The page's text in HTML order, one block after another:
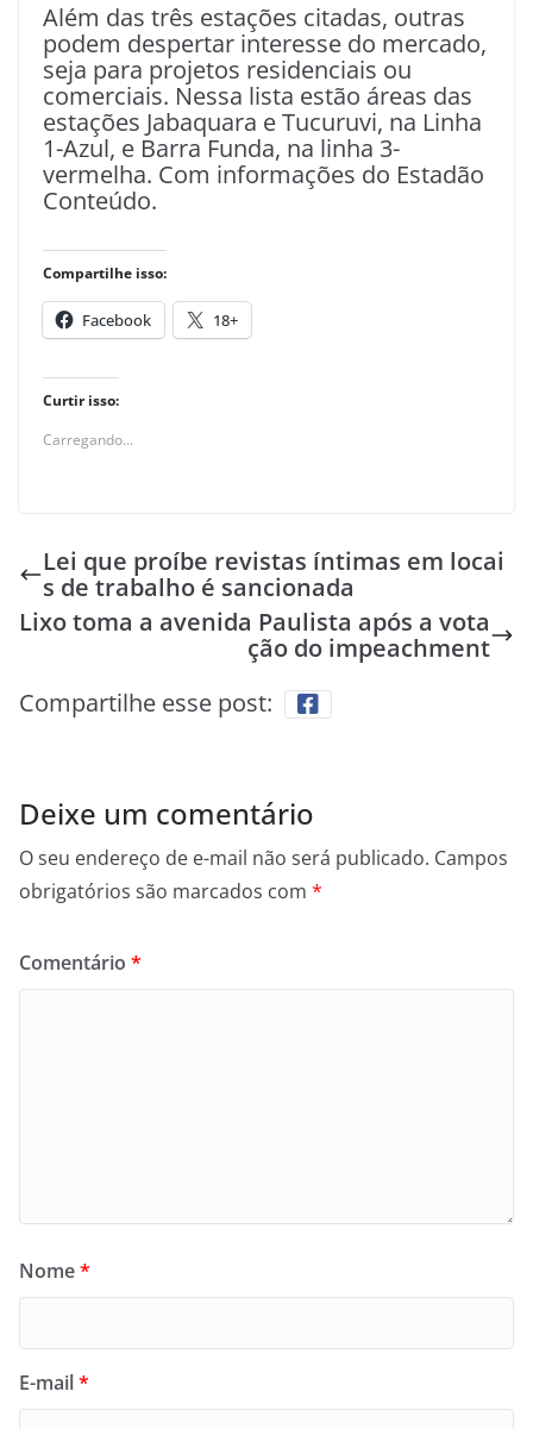
Além das três estações citadas, outras
podem despertar interesse do mercado,
seja para projetos residenciais ou
comerciais. Nessa lista estão áreas das
estações Jabaquara e Tucuruvi, na Linha
1-Azul, e Barra Funda, na linha 3-
vermelha. Com informações do Estadão
Conteúdo.
Compartilhe isso:
Facebook 18+
Curtir isso:
Carregando...
Lei que proíbe revistas íntimas em locai
s de trabalho é sancionada
Lixo toma a avenida Paulista após a vota
ção do impeachment
Compartilhe esse post:
Deixe um comentário
O seu endereço de e-mail não será publicado. Campos
obrigatórios são marcados com *
Comentário *
Nome*
E-mail*